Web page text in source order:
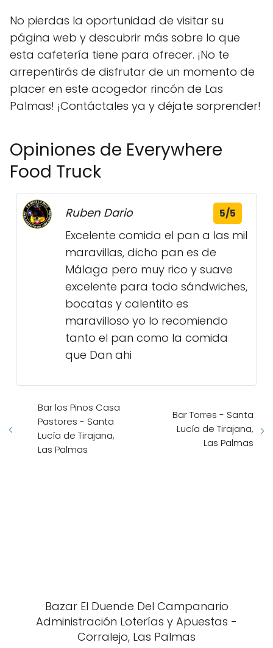
No pierdas la oportunidad de visitar su
página web y descubrir más sobre lo que
esta cafetería tiene para ofrecer. ¡No te
arrepentirás de disfrutar de un momento de
placer en este acogedor rincón de Las
Palmas! ¡Contáctales ya y déjate sorprender!
Opiniones de Everywhere
Food Truck
Ruben Dario 5/5
Excelente comida el pan a las mil
maravillas, dicho pan es de
Málaga pero muy rico y suave
excelente para todo sándwiches,
bocatas y calentito es
maravilloso yo lo recomiendo
tanto el pan como la comida
que Dan ahi
Bar los Pinos Casa
Pastores - Santa
Lucía de Tirajana,
Las Palmas
Bar Torres - Santa
Lucía de Tirajana,
Las Palmas
Bazar El Duende Del Campanario
Administración Loterías y Apuestas -
Corralejo, Las Palmas